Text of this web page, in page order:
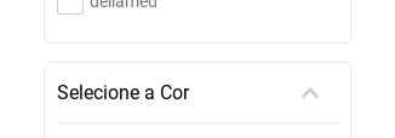
Selecione a Cor